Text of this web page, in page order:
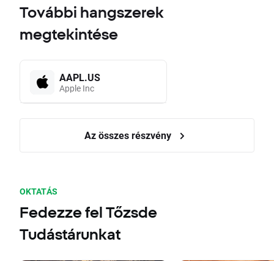
További hangszerek
megtekintése
AAPL.US
Apple Inc
Az összes részvény
OKTATÁS
Fedezze fel Tőzsde
Tudástárunkat